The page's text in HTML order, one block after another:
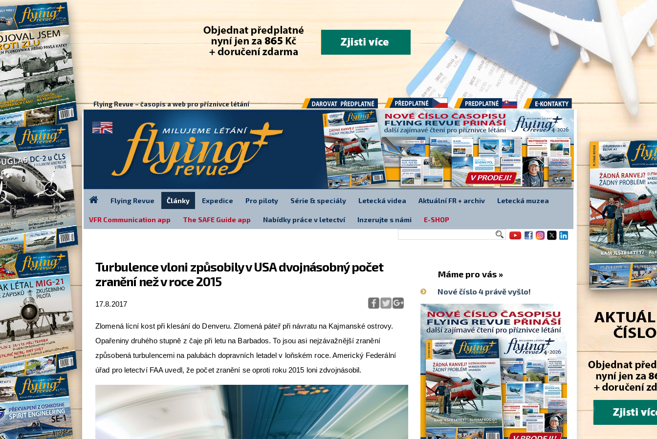
Turbulence vloni způsobily v USA dvojnásobný počet
zranění než v roce 2015
17.8.2017
Zlomená lícní kost při klesání do Denveru. Zlomená páteř při návratu na Kajmanské ostrovy.
Opařeniny druhého stupně z čaje při letu na Barbados. To jsou asi nejzávažnější zranění
způsobená turbulencemi na palubách dopravních letadel v loňském roce. Americký Federální
úřad pro letectví FAA uvedl, že počet zranění se oproti roku 2015 loni zdvojnásobil.
Máme pro vás »
Nové číslo 4 právě vyšlo!
Flying Revue – časopis a web pro příznivce létání
Darovat předplatné Předplatné Předplatné E-kontakty
Flying Revue Články Expedice Pro piloty Série & speciály Letecká videa Aktuální FR + archiv Letecká muzea
VFR Communication app The SAFE Guide app Nabídky práce v letectví Inzerujte s námi E-SHOP